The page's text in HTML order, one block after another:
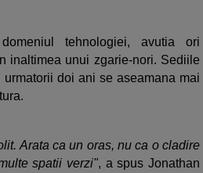
tehnologiei, avutia ori
inaltimea unui zgarie-nori. Sediile
doi ani se aseamana mai
Arata ca un oras, nu ca o cladire
spatii verzi", a spus Jonathan